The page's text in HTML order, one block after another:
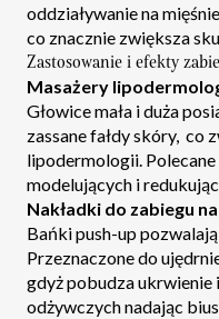
oddziaływanie na
co znacznie zwiększa
Zastosowanie i efekty
Masażery
Głowice mała i duża
zassane fałdy skóry, co
lipodermologii.
modelujących i
Nakładki do zabiegu
Bańki push-up
Przeznaczone do
gdyż pobudza
odżywczych nadając